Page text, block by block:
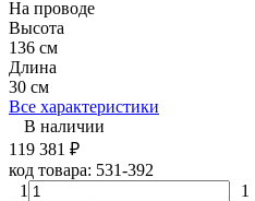
На проводе
Высота
136 см
Длина
30 см
Все характеристики
В наличии
119 381 ₽
код товара: 531-392
1
1